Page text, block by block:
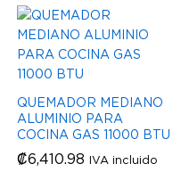
QUEMADOR MEDIANO
ALUMINIO PARA
COCINA GAS 11000 BTU
₡6,410.98 IVA incluido
₡6,410.98